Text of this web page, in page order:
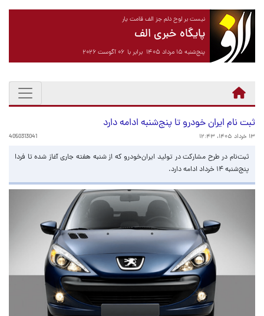
نیست بر لوح دلم جز الف قامت یار
پایگاه خبری الف
پنج‌شنبه ۱۵ مرداد ۱۴۰۵ برابر با ۰۶ آگوست ۲۰۲۶
ثبت نام ایران خودرو تا پنج‌شنبه ادامه دارد
۱۳ خرداد ۱۴۰۵، ۱۲:۴۳ 4050313041
ثبت‌نام در طرح مشارکت در تولید ایران‌خودرو که از شنبه هفته جاری آغاز شده تا فردا
پنج‌شنبه ۱۴ خرداد ادامه دارد.